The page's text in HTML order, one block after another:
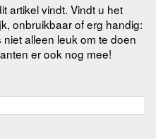
artikel vindt. Vindt u het
onbruikbaar of erg handig:
alleen leuk om te doen
er ook nog mee!